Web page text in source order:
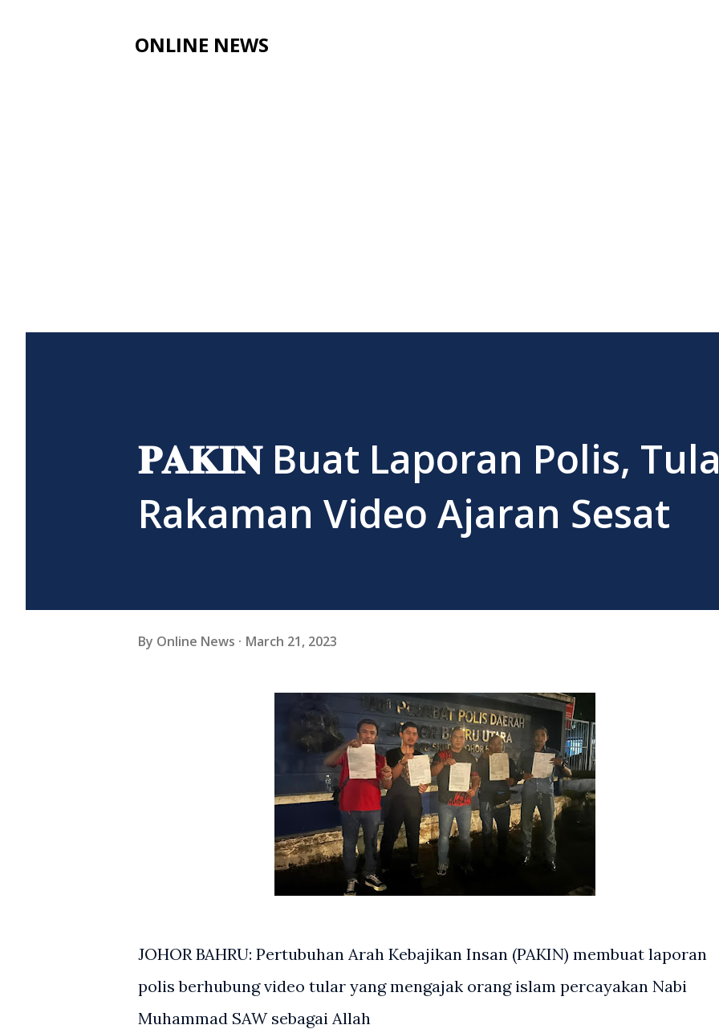
ONLINE NEWS
𝐏𝐀𝐊𝐈𝐍 Buat Laporan Polis,
Rakaman Video Ajaran Sesat
By Online News March 21, 2023
JOHOR BAHRU: Pertubuhan Arah Kebajikan Insan (PAKIN) membuat laporan
polis berhubung video tular yang mengajak orang islam percayakan Nabi
Muhammad SAW sebagai Allah